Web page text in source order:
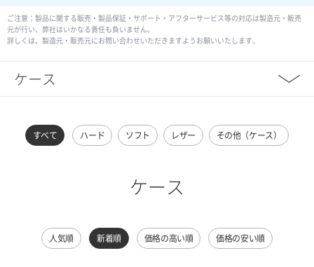
ご注意：製品に関する販売・製品保証・サポート・アフターサービス等の対応は製造元・販売
元が行い、弊社はいかなる責任も負いません。
詳しくは、製造元・販売元にお問い合わせいただきますようお願いいたします。
ケース
すべて ハード ソフト レザー その他（ケース）
ケース
人気順 新着順 価格の高い順 価格の安い順